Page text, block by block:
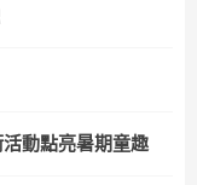
動點亮暑期童趣